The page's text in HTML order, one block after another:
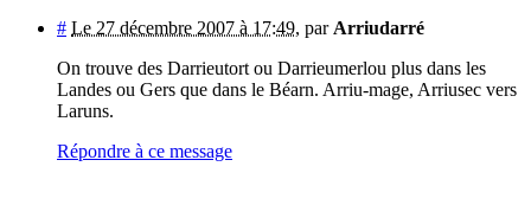
# Le 27 décembre 2007 à 17:49, par Arriudarré
On trouve des Darrieutort ou Darrieumerlou plus dans les
Landes ou Gers que dans le Béarn. Arriu-mage, Arriusec vers
Laruns.
Répondre à ce message